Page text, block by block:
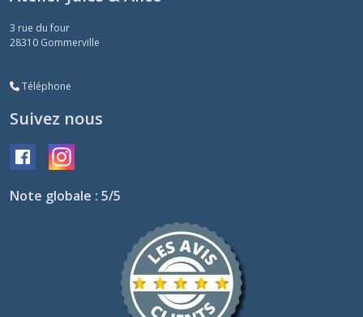
3 rue du four
28310 Gommerville
Téléphone
Suivez nous
Note globale : 5/5